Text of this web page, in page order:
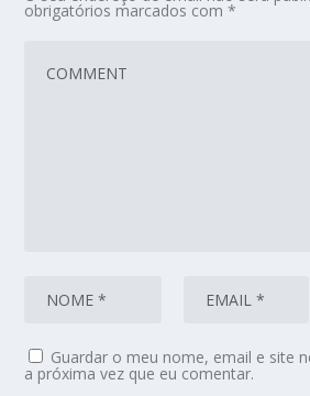
obrigatórios marcados com*
Guardar o meu nome, email e site
a próxima vez que eu comentar.